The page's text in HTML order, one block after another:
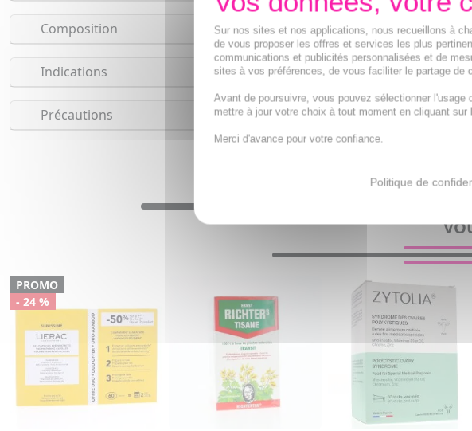
Composition
Indications
Précautions
PROMO
- 24 %
Sur nos sites et nos applications, nous recueillons à
de vous proposer les offres et services les plus
communications et publicités personnalisées et de
sites à vos préférences, de vous faciliter le partage
Avant de poursuivre, vous pouvez sélectionner
mettre à jour votre choix à tout moment en cliquant
Merci d'avance pour votre confiance.
Politique de